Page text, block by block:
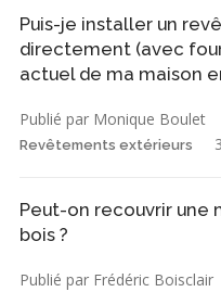
Puis-je installer un
directement (avec
actuel de ma maison
Publié par Monique Boulet
Revêtements extérieurs
Peut-on recouvrir une
bois ?
Publié par Frédéric Boisclair